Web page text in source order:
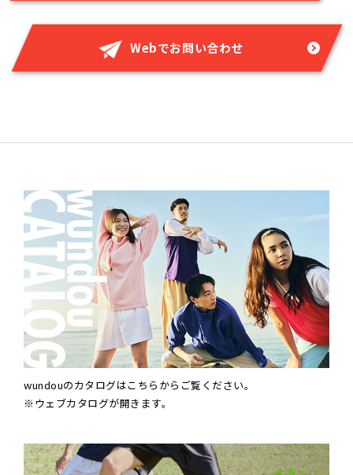
Webでお問い合わせ
wundouのカタログはこちらからご覧ください。
※ウェブカタログが開きます。